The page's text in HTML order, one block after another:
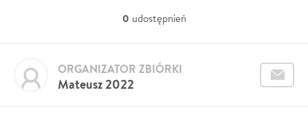
0 udostępnień
Mateusz 2022
ORGANIZATOR ZBIÓRKI